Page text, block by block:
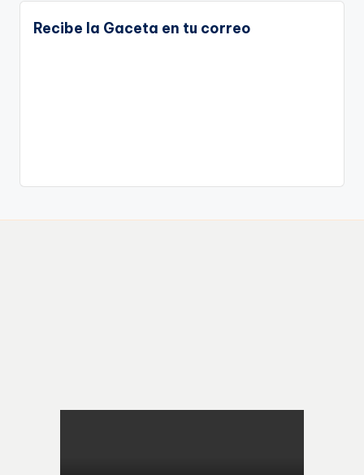
Recibe la Gaceta en tu correo